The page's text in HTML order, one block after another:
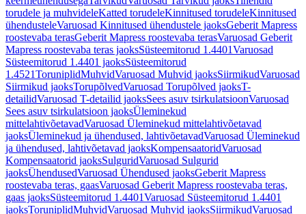
torudele ja muhvideleKatted torudeleKinnitused torudeleKinnitused
ühendusteleVaruosad Kinnitused ühendustele jaoksGeberit Mapress
roostevaba terasGeberit Mapress roostevaba terasVaruosad Geberit
Mapress roostevaba teras jaoksSüsteemitorud 1.4401Varuosad
Süsteemitorud 1.4401 jaoksSüsteemitorud
1.4521ToruniplidMuhvidVaruosad Muhvid jaoksSiirmikudVaruosad
Siirmikud jaoksTorupõlvedVaruosad Torupõlved jaoksT-
detailidVaruosad T-detailid jaoksSees asuv tsirkulatsioonVaruosad
Sees asuv tsirkulatsioon jaoksÜleminekud
mittelahtivõetavadVaruosad Üleminekud mittelahtivõetavad
jaoksÜleminekud ja ühendused, lahtivõetavadVaruosad Üleminekud
ja ühendused, lahtivõetavad jaoksKompensaatoridVaruosad
Kompensaatorid jaoksSulguridVaruosad Sulgurid
jaoksÜhendusedVaruosad Ühendused jaoksGeberit Mapress
roostevaba teras, gaasVaruosad Geberit Mapress roostevaba teras,
gaas jaoksSüsteemitorud 1.4401Varuosad Süsteemitorud 1.4401
jaoksToruniplidMuhvidVaruosad Muhvid jaoksSiirmikudVaruosad